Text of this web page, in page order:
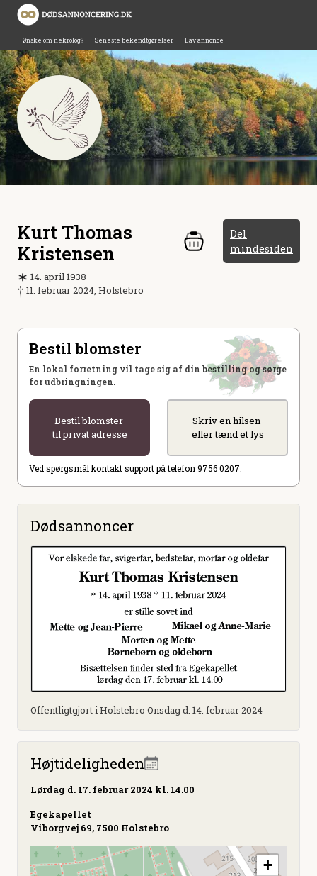
Ønske om nekrolog? Seneste bekendtgørelser Lav annonce
Kurt Thomas
Kristensen
Del
mindesiden
14. april 1938
11. februar 2024, Holstebro
Bestil blomster
En lokal forretning vil tage sig af din bestilling og sørge
for udbringningen.
Bestil blomster
til privat adresse
Skriv en hilsen
eller tænd et lys
Ved spørgsmål kontakt support på telefon 9756 0207.
Dødsannoncer
Offentligtgjort i Holstebro Onsdag d. 14. februar 2024
Højtideligheden
Lørdag d. 17. februar 2024 kl. 14.00
Egekapellet
Viborgvej 69, 7500 Holstebro
+